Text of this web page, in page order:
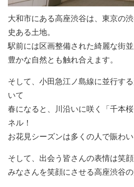
大和市にある高座渋谷は、東京の
史ある土地。
駅前には区画整備された綺麗な街
豊かな自然とも触れ合えます。
そして、小田急江ノ島線に並行す
いて
春になると、川沿いに咲く「千本
ネル！
お花見シーズンは多くの人で賑わい
そして、出会う皆さんの表情は笑顔
みなさんを笑顔にさせる高座渋谷